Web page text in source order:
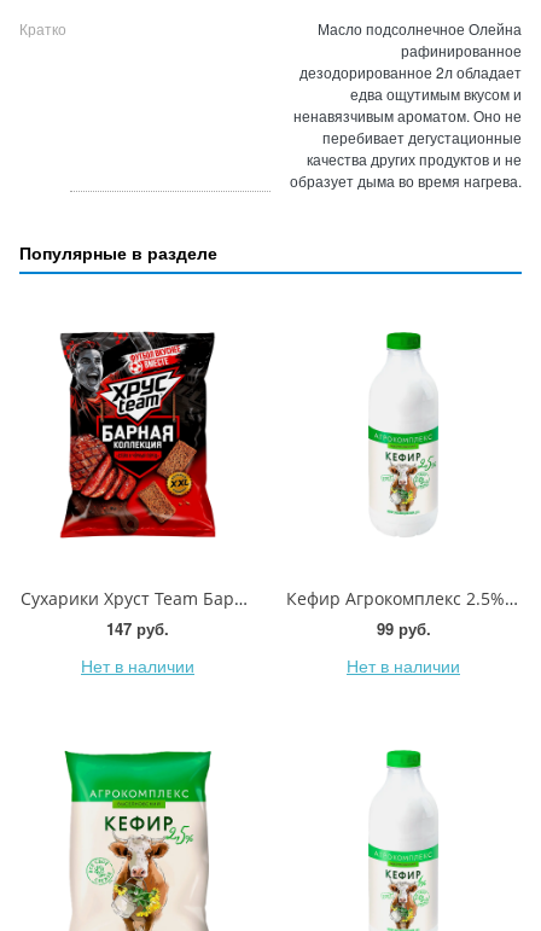
Кратко
Масло подсолнечное Олейна
рафинированное
дезодорированное 2л обладает
едва ощутимым вкусом и
ненавязчивым ароматом. Оно не
перебивает дегустационные
качества других продуктов и не
образует дыма во время нагрева.
Популярные в разделе
Сухарики Хруст Team Барная коллекция Стейк и черный перец 140г
147 руб.
Нет в наличии
Кефир Агрокомплекс 2.5% 900г
99 руб.
Нет в наличии